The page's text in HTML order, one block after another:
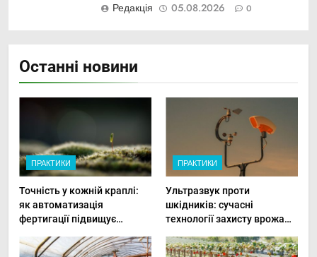
Редакція
05.08.2026 0
Останні новини
ПРАКТИКИ
Точність у кожній краплі:
як автоматизація
фертигації підвищує
ПРАКТИКИ
Ультразвук проти
шкідників: сучасні
технології захисту врожаю